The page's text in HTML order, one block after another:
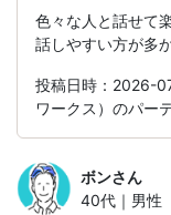
色々な人と話せて
話しやすい方が多
投稿日時：2026-
ワークス）のパー
ボンさん
40代｜男性